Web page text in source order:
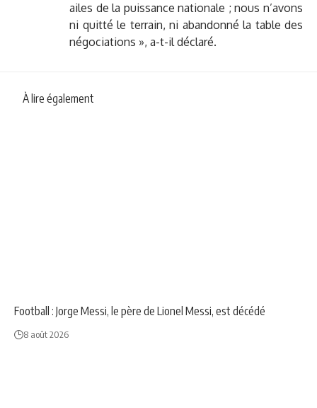
ailes de la puissance nationale ; nous n’avons
ni quitté le terrain, ni abandonné la table des
négociations », a-t-il déclaré.
À lire également
Football : Jorge Messi, le père de Lionel Messi, est décédé
8 août 2026